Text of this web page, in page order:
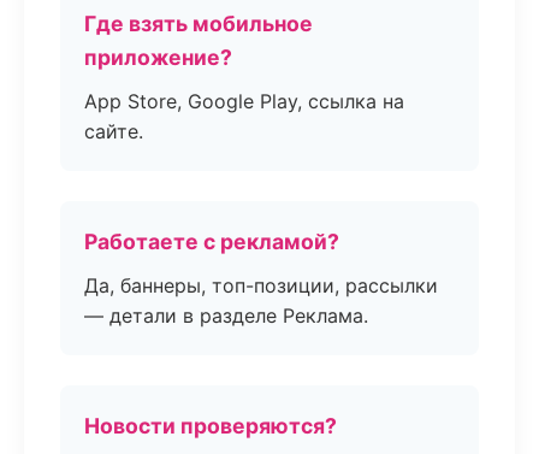
Где взять мобильное
приложение?
App Store, Google Play, ссылка на
сайте.
Работаете с рекламой?
Да, баннеры, топ-позиции, рассылки
— детали в разделе Реклама.
Новости проверяются?